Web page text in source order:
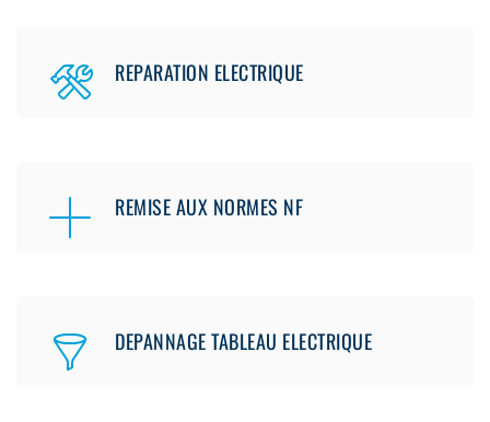
REPARATION ELECTRIQUE
REMISE AUX NORMES NF
DEPANNAGE TABLEAU ELECTRIQUE